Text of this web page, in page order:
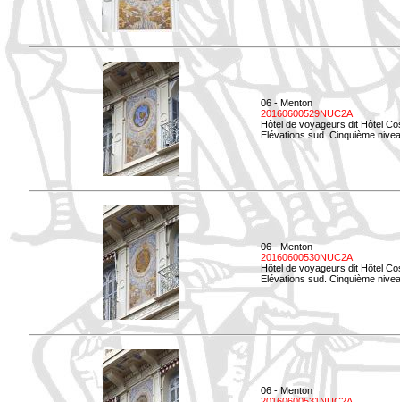
06 - Menton
20160600529NUC2A
Hôtel de voyageurs dit Hôtel
Elévations sud. Cinquième
06 - Menton
20160600530NUC2A
Hôtel de voyageurs dit Hôtel
Elévations sud. Cinquième
06 - Menton